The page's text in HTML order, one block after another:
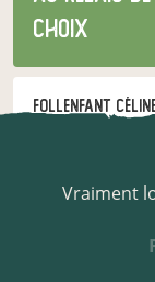
choix
Follenfant
acheter ici
Vraiment